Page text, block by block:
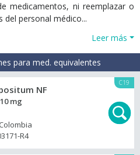
medicamentos, ni reemplazar o
personal médico...
Leer más
para med. equivalentes
C19
NF
mg
R4